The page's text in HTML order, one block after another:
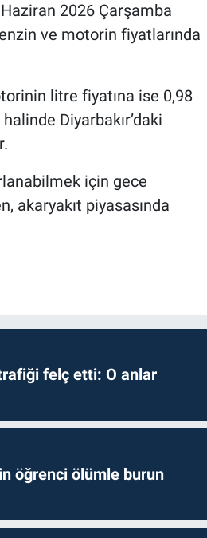
2026 Çarşamba
ve motorin fiyatlarında
litre fiyatına ise 0,98
Diyarbakır’daki
için gece
akaryakıt piyasasında
felç etti: O anlar
öğrenci ölümle burun